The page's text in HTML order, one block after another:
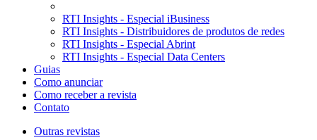
RTI Insights - Especial iBusiness
RTI Insights - Distribuidores de produtos de redes
RTI Insights - Especial Abrint
RTI Insights - Especial Data Centers
Guias
Como anunciar
Como receber a revista
Contato
Outras revistas